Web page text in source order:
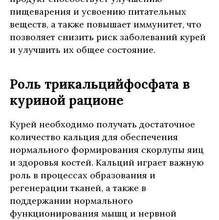
пищеварения и усвоению питательных
веществ, а также повышает иммунитет, что
позволяет снизить риск заболеваний курей
и улучшить их общее состояние.
Роль трикальцийфосфата в
куриной рационе
Курей необходимо получать достаточное
количество кальция для обеспечения
нормального формирования скорлупы яиц
и здоровья костей. Кальций играет важную
роль в процессах образования и
регенерации тканей, а также в
поддержании нормального
функционирования мышц и нервной